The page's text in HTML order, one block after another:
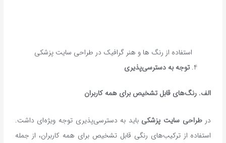
استفاده از رنگ‌ ها و هنر گرافیک‌ در طراحی سایت پزشکی
توجه به دسترسی‌پذیری
الف. رنگ‌های قابل تشخیص برای همه کاربران
درطراحی سایت پزشکی باید به دسترسی‌پذیری توجه ویژه‌ای داشت.
استفاده از ترکیب‌های رنگی قابل تشخیص برای همه کاربران، از جمله